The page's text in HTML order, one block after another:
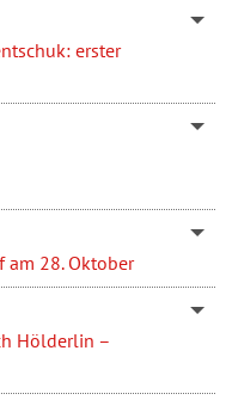
erster
am 28. Oktober
Hölderlin –